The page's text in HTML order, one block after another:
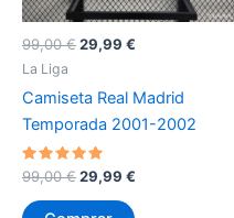
99,00€El
era:
99,00 €.
29,99 €
es:
29,99 €.
La Liga
Camiseta Real Madrid
Temporada 2001-2002
Valorado
con
de 5
99,00€El
original
29,99 €